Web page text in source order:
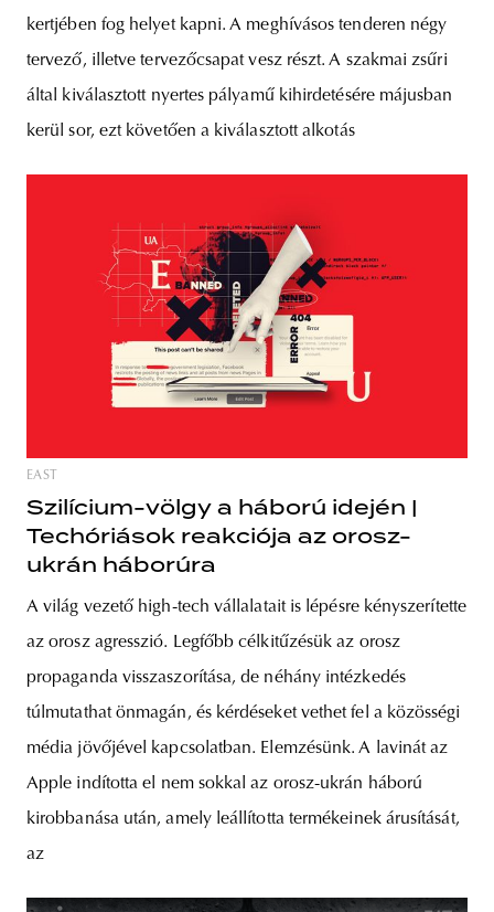
kertjében fog helyet kapni. A meghívásos tenderen négy
tervező, illetve tervezőcsapat vesz részt. A szakmai zsűri
által kiválasztott nyertes pályamű kihirdetésére májusban
kerül sor, ezt követően a kiválasztott alkotás
EAST
Szilícium-völgy a háború idején |
Techóriások reakciója az orosz-
ukrán háborúra
A világ vezető high-tech vállalatait is lépésre kényszerítette
az orosz agresszió. Legfőbb célkitűzésük az orosz
propaganda visszaszorítása, de néhány intézkedés
túlmutathat önmagán, és kérdéseket vethet fel a közösségi
média jövőjével kapcsolatban. Elemzésünk. A lavinát az
Apple indította el nem sokkal az orosz-ukrán háború
kirobbanása után, amely leállította termékeinek árusítását,
az